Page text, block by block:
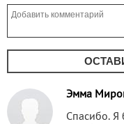
Эмма
Спасибо. Я